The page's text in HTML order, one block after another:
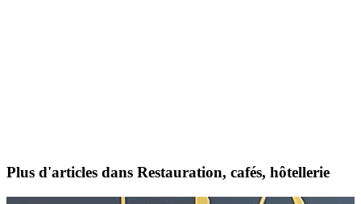
Plus d'articles dans Restauration, cafés, hôtellerie